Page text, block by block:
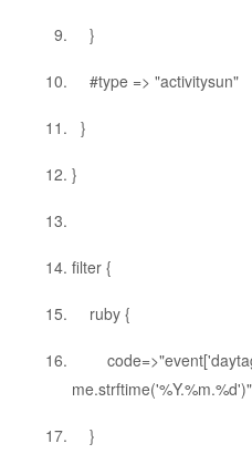
}
#type => "activitysun"
}
}
filter {
ruby {
me.strftime('%Y.%m.%d')"
}